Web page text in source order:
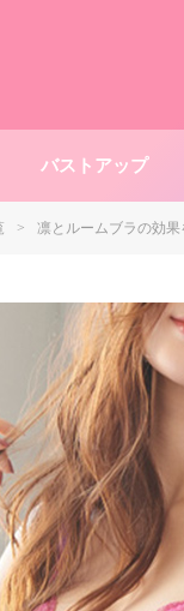
バストアップ
凛とルームブラの効